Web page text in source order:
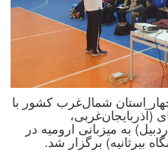
استان شمال‌غرب کشور با
(آذربایجان‌غربی،
به میزبانی ارومیه در
بیرثانیه) برگزار شد.